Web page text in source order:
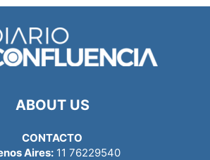
ABOUT US
CONTACTO
Aires: 11 76229540